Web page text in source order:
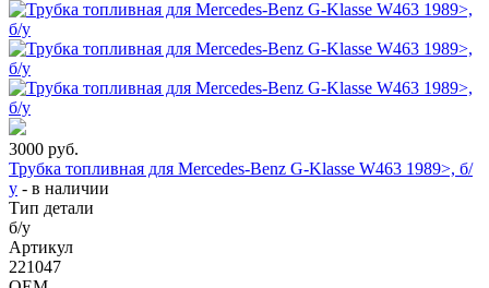
3000 руб.
Трубка топливная для Mercedes-Benz G-Klasse W463 1989>, б/
у - в наличии
Тип детали
б/у
Артикул
221047